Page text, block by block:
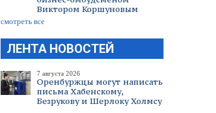
Виктором Коршуновым
смотреть все
ЛЕНТА НОВОСТЕЙ
7 августа 2026
Оренбуржцы могут написать
письма Хабенскому,
Безрукову и Шерлоку Холмсу